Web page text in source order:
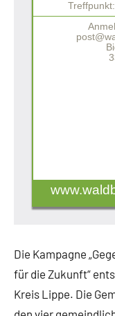
Die Kampagne
für die Zukunft“
Kreis Lippe. Die